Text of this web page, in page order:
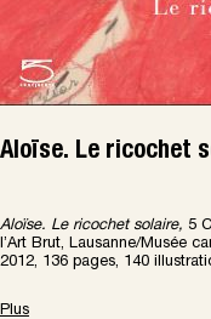
Aloïse. Le ricochet
Aloïse. Le ricochet solaire, 5
l’Art Brut, Lausanne/Musée
2012, 136 pages, 140
Plus